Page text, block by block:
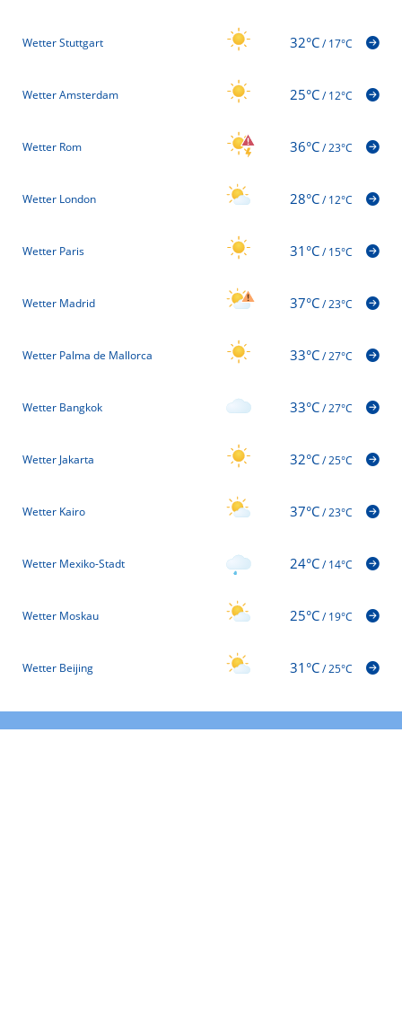
Wetter Stuttgart 32°C/17°C
Wetter Amsterdam 25°C/12°C
Wetter Rom 36°C/23°C
Wetter London 28°C/12°C
Wetter Paris 31°C/15°C
Wetter Madrid 37°C/23°C
Wetter Palma de Mallorca 33°C/27°C
Wetter Bangkok 33°C/27°C
Wetter Jakarta 32°C/25°C
Wetter Kairo 37°C/23°C
Wetter Mexiko-Stadt 24°C/14°C
Wetter Moskau 25°C/19°C
Wetter Beijing 31°C/25°C